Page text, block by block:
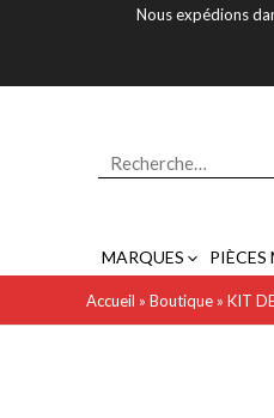
Nous expédions
MARQUES PIÈCES
Accueil » Boutique » KIT